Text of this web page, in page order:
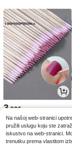
3.08€
Na našoj web-stranici
pružili uslugu koju ste
iskustvo na web-stranici.
trenutku prema vlastitom